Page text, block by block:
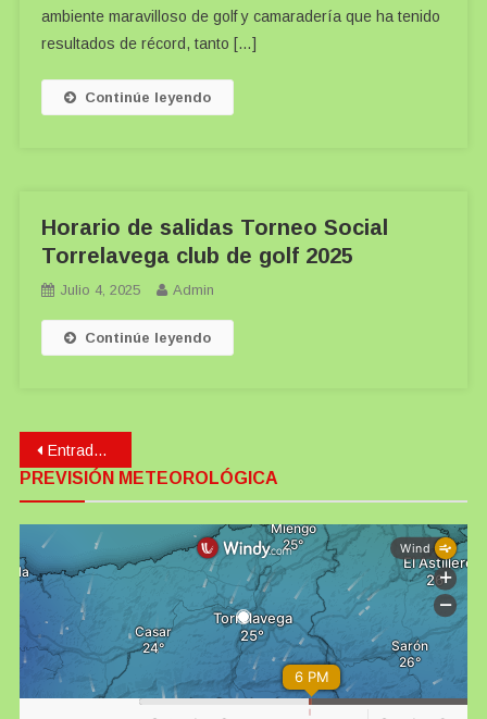
ambiente maravilloso de golf y camaradería que ha tenido
resultados de récord, tanto […]
Continúe leyendo
Horario de salidas Torneo Social
Torrelavega club de golf 2025
Julio 4, 2025 Admin
Continúe leyendo
Navegación
de
entradas
Entradas anteriores
PREVISIÓN METEOROLÓGICA